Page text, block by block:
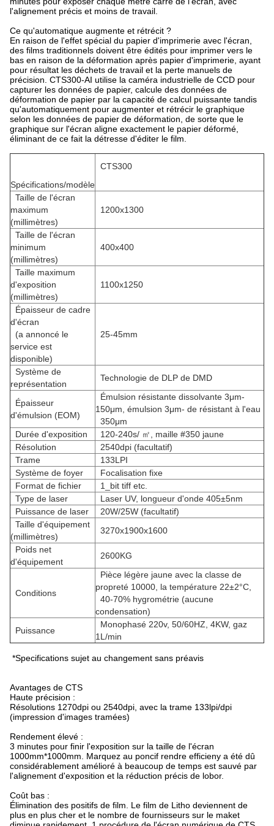
l'alignement précis et moins de travail.
Ce qu'automatique augmente et rétrécit ?
En raison de l'effet spécial du papier d'imprimerie avec l'écran,
des films traditionnels doivent être édités pour imprimer vers le
bas en raison de la déformation après papier d'imprimerie, ayant
pour résultat les déchets de travail et la perte manuels de
précision. CTS300-AI utilise la caméra industrielle de CCD pour
capturer les données de papier, calcule des données de
déformation de papier par la capacité de calcul puissante tandis
qu'automatiquement pour augmenter et rétrécir le graphique
selon les données de papier de déformation, de sorte que le
graphique sur l'écran aligne exactement le papier déformé,
éliminant de ce fait la détresse d'éditer le film.
Spécifications/modèle
CTS300
Taille de l'écran
maximum
(millimètres)
1200x1300
Taille de l'écran
minimum
(millimètres)
400x400
Taille maximum
d'exposition
(millimètres)
1100x1250
Épaisseur de cadre
d'écran
(a annoncé le
service est
disponible)
25-45mm
Système de
représentation
Technologie de DLP de DMD
Épaisseur
d'émulsion (EOM)
Émulsion résistante dissolvante 3μm-
150μm, émulsion 3μm- de résistant à l'eau
350μm
Durée d'exposition
120-240s/ ㎡, maille #350 jaune
Résolution
2540dpi (facultatif)
Trame
133LPI
Système de foyer
Focalisation fixe
Format de fichier
1_bit tiff etc.
Type de laser
Laser UV, longueur d'onde 405±5nm
Puissance de laser
20W/25W (facultatif)
Taille d'équipement
(millimètres)
3270x1900x1600
Poids net
d'équipement
2600KG
Conditions
Pièce légère jaune avec la classe de
propreté 10000, la température 22±2°C,
40-70% hygrométrie (aucune
condensation)
Puissance
Monophasé 220v, 50/60HZ, 4KW, gaz
1L/min
*Specifications sujet au changement sans préavis
Avantages de CTS
Haute précision :
Résolutions 1270dpi ou 2540dpi, avec la trame 133lpi/dpi
(impression d'images tramées)
Rendement élevé :
3 minutes pour finir l'exposition sur la taille de l'écran
1000mm*1000mm. Marquez au poncif rendre efficieny a été dû
considérablement amélioré à beaucoup de temps est sauvé par
l'alignement d'exposition et la réduction précis de lobor.
Coût bas :
Élimination des positifs de film. Le film de Litho deviennent de
plus en plus cher et le nombre de fournisseurs sur le maket